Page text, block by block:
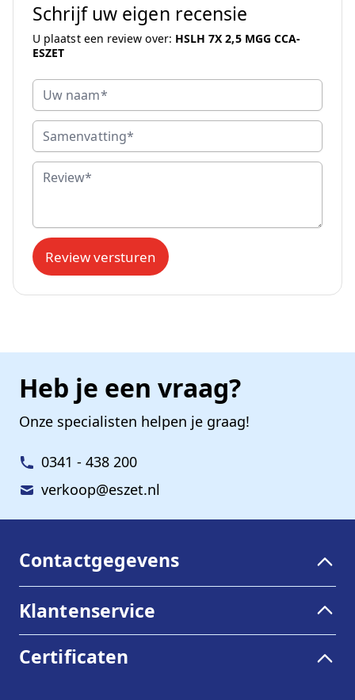
Schrijf uw eigen recensie
U plaatst een review over: HSLH 7X 2,5 MGG CCA-
ESZET
Uw naam
Samenvatting
Review
Review versturen
Heb je een vraag?
Onze specialisten helpen je graag!
0341 - 438 200
verkoop@eszet.nl
Contactgegevens
Klantenservice
Certificaten